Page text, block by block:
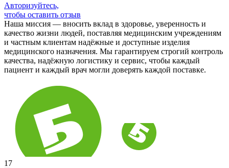
Авторизуйтесь,
чтобы оставить отзыв
Наша миссия — вносить вклад в здоровье, уверенность и
качество жизни людей, поставляя медицинским учреждениям
и частным клиентам надёжные и доступные изделия
медицинского назначения. Мы гарантируем строгий контроль
качества, надёжную логистику и сервис, чтобы каждый
пациент и каждый врач могли доверять каждой поставке.
17